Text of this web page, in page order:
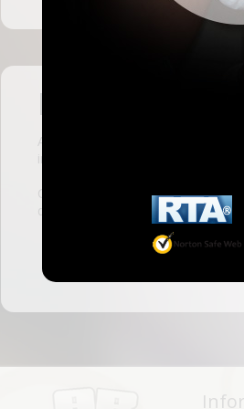
Pas encore
ABKingdom est le site français de
inscrivant, vous pourrez accéder
C'est rapide et gratuit, des milliers
discussions, faire des rencontres,